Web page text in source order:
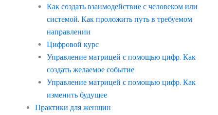
Как создать взаимодействие с человеком или
системой. Как проложить путь в требуемом
направлении
Цифровой курс
Управление матрицей с помощью цифр. Как
создать желаемое событие
Управление матрицей с помощью цифр. Как
изменить будущее
Практики для женщин